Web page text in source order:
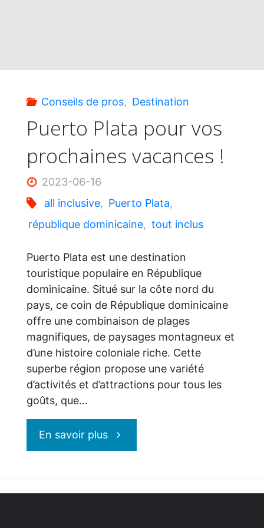
Conseils de pros, Destination
Puerto Plata pour vos
prochaines vacances !
2023-06-16
all inclusive, Puerto Plata,
république dominicaine, tout inclus
Puerto Plata est une destination
touristique populaire en République
dominicaine. Situé sur la côte nord du
pays, ce coin de République dominicaine
offre une combinaison de plages
magnifiques, de paysages montagneux et
d’une histoire coloniale riche. Cette
superbe région propose une variété
d’activités et d’attractions pour tous les
goûts, que…
En savoir plus"Puerto
pour